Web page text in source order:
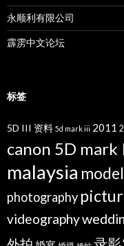
永顺利有限公司
霹雳中文论坛
标签
5D III 资料 5d mark iii 2011
canon 5D mark
malaysia model
photography
videography